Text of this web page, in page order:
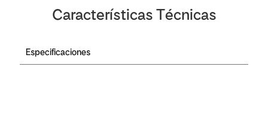
Características Técnicas
Especificaciones